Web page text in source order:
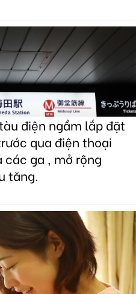
điện ngầm lắp đặt
qua điện thoại
ga , mở rộng
tăng.